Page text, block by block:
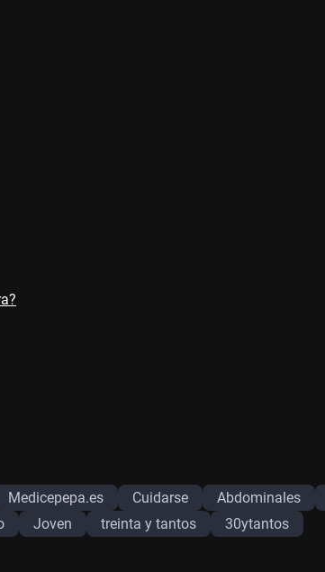
Medicepepa.es Cuidarse Abdominales
Joven treinta y tantos 30ytantos